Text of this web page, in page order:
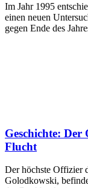
Im Jahr 1995
einen neuen
gegen Ende des
Geschichte: Der
Flucht
Der höchste Offizier
Golodkowski,